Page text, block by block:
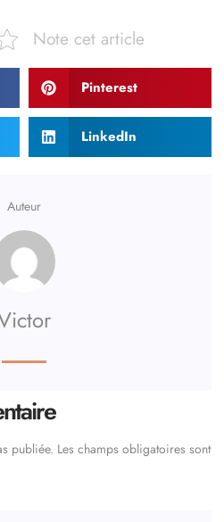
Note cet article
Pinterest
LinkedIn
Auteur
publiée. Les champs obligatoires sont